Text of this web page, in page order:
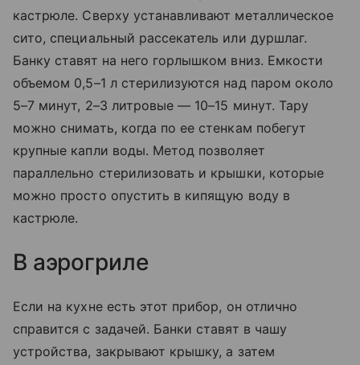
кастрюле. Сверху устанавливают металлическое
сито, специальный рассекатель или дуршлаг.
Банку ставят на него горлышком вниз. Емкости
объемом 0,5–1 л стерилизуются над паром около
5–7 минут, 2–3 литровые — 10–15 минут. Тару
можно снимать, когда по ее стенкам побегут
крупные капли воды. Метод позволяет
параллельно стерилизовать и крышки, которые
можно просто опустить в кипящую воду в
кастрюле.
В аэрогриле
Если на кухне есть этот прибор, он отлично
справится с задачей. Банки ставят в чашу
устройства, закрывают крышку, а затем